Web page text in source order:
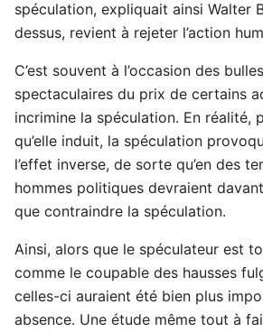
spéculation, expliquait ainsi Walter
dessus, revient à rejeter l’action
C’est souvent à l’occasion des
spectaculaires du prix de certains
incrimine la spéculation. En réalité,
qu’elle induit, la spéculation
l’effet inverse, de sorte qu’en des
hommes politiques devraient
que contraindre la spéculation.
Ainsi, alors que le spéculateur est
comme le coupable des hausses
celles-ci auraient été bien plus
absence. Une étude même tout à